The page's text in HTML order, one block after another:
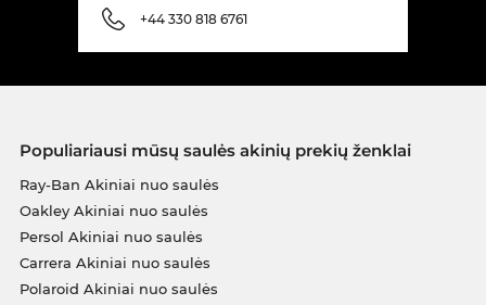
+44 330 818 6761
Populiariausi mūsų saulės akinių prekių ženklai
Ray-Ban Akiniai nuo saulės
Oakley Akiniai nuo saulės
Persol Akiniai nuo saulės
Carrera Akiniai nuo saulės
Polaroid Akiniai nuo saulės